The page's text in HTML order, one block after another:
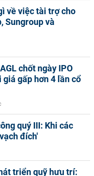
về việc tài trợ cho
Sungroup và
chốt ngày IPO
gấp hơn 4 lần cổ
quý III: Khi các
đích'
triển quỹ hưu trí: